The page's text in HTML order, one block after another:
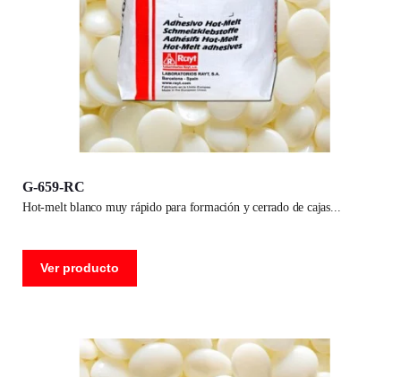
G-659-RC
hot-melt blanco muy rápido para formación y cerrado de cajas
Ver producto